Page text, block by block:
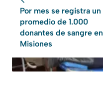
Por mes se registra un
promedio de 1.000
donantes de sangre en
Misiones